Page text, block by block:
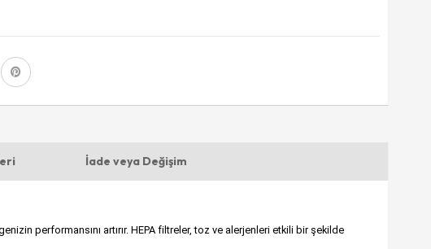
İade veya Değişim
performansını artırır. HEPA filtreler, toz ve alerjenleri etkili bir şekilde